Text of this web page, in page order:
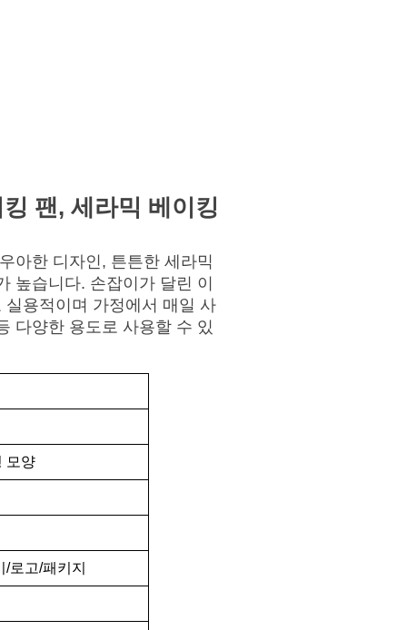
팬, 세라믹 베이킹
아한 디자인, 튼튼한 세라믹
높습니다. 손잡이가 달린 이
용적이며 가정에서 매일 사
다양한 용도로 사용할 수 있
모양
/로고/패키지